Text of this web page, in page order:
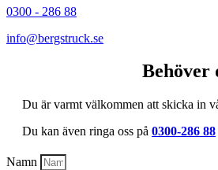
0300 - 286 88
info@bergstruck.se
Behöver
Du är varmt välkommen att skicka in
Du kan även ringa oss på 0300-286 88
Namn